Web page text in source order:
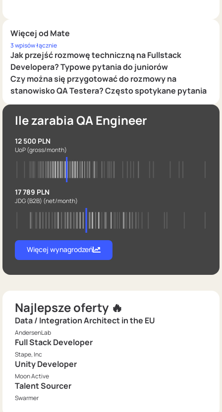
Więcej od Mate
3 wpisów łącznie
Jak przejść rozmowę techniczną na Fullstack
Developera? Typowe pytania do juniorów
Czy można się przygotować do rozmowy na
stanowisko QA Testera? Często spotykane pytania
Ile zarabia QA Engineer
12 500 PLN
UoP(gross/month)
17 789 PLN
JDG (B2B) (net/month)
Więcej wynagrodzeń
Najlepsze oferty 🔥
Data / Integration Architect in the EU
AndersenLab
Full Stack Developer
Stape, Inc
Unity Developer
Moon Active
Talent Sourcer
Swarmer